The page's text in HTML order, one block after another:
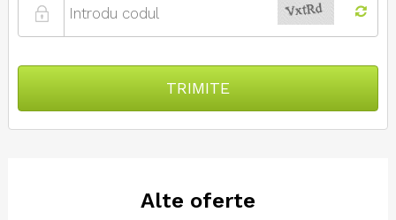
TRIMITE
Alte oferte